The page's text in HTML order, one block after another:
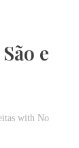
e
with No